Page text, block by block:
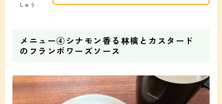
しゅう
メニュー④シナモン香る林檎とカスタード
のフランボワーズソース